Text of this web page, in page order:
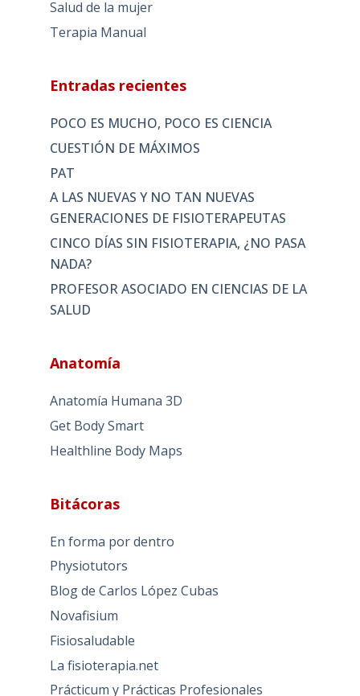
Salud de la mujer
Terapia Manual
Entradas recientes
POCO ES MUCHO, POCO ES CIENCIA
CUESTIÓN DE MÁXIMOS
PAT
A LAS NUEVAS Y NO TAN NUEVAS
GENERACIONES DE FISIOTERAPEUTAS
CINCO DÍAS SIN FISIOTERAPIA, ¿NO PASA
NADA?
PROFESOR ASOCIADO EN CIENCIAS DE LA
SALUD
Anatomía
Anatomía Humana 3D
Get Body Smart
Healthline Body Maps
Bitácoras
En forma por dentro
Physiotutors
Blog de Carlos López Cubas
Novafisium
Fisiosaludable
La fisioterapia.net
Prácticum y Prácticas Profesionales